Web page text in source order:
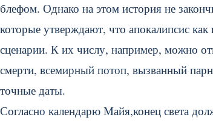
блефом. Однако на этом история не
которые утверждают, что апокалипсис
сценарии. К их числу, например, можно
смерти, всемирный потоп, вызванный
точные даты.
Согласно календарю Майя,конец света